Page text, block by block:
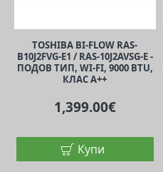
TOSHIBA BI-FLOW RAS-
B10J2FVG-E1 / RAS-10J2AVSG-E -
ПОДОВ ТИП, WI-FI, 9000 BTU,
КЛАС A++
1,399.00€
Купи